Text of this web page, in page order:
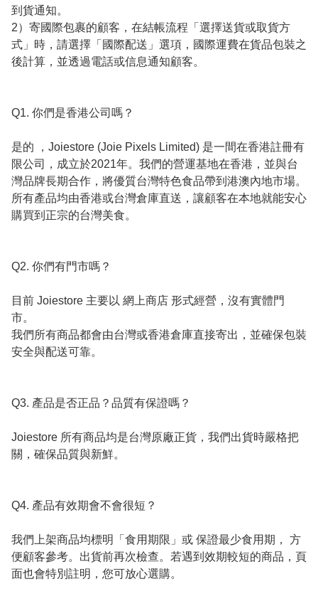
到貨通知。
2）寄國際包裹的顧客，在結帳流程「選擇送貨或取貨方
式」時，請選擇「國際配送」選項，國際運費在貨品包裝之
後計算，並透過電話或信息通知顧客。
Q1. 你們是香港公司嗎？
是的 ，Joiestore (Joie Pixels Limited) 是一間在香港註冊有
限公司，成立於2021年。我們的營運基地在香港，並與台
灣品牌長期合作，將優質台灣特色食品帶到港澳內地市場。
所有產品均由香港或台灣倉庫直送，讓顧客在本地就能安心
購買到正宗的台灣美食。
Q2. 你們有門市嗎？
目前 Joiestore 主要以 網上商店 形式經營，沒有實體門
市。
我們所有商品都會由台灣或香港倉庫直接寄出，並確保包裝
安全與配送可靠。
Q3. 產品是否正品？品質有保證嗎？
Joiestore 所有商品均是台灣原廠正貨，我們出貨時嚴格把
關，確保品質與新鮮。
Q4. 產品有效期會不會很短？
我們上架商品均標明「食用期限」或 保證最少食用期， 方
便顧客參考。出貨前再次檢查。若遇到效期較短的商品，頁
面也會特別註明，您可放心選購。